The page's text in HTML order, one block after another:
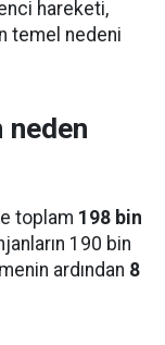
hareketi,
temel nedeni
toplam 198 bin
190 bin
ardından 8